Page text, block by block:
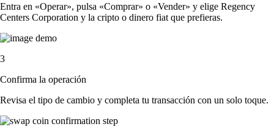
Entra en «Operar», pulsa «Comprar» o «Vender» y elige Regency
Centers Corporation y la cripto o dinero fiat que prefieras.
3
Confirma la operación
Revisa el tipo de cambio y completa tu transacción con un solo toque.